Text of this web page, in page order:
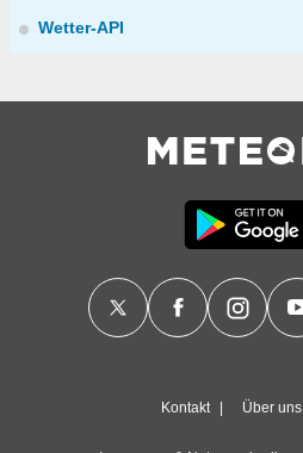
Wetter-API
Kontakt Über uns